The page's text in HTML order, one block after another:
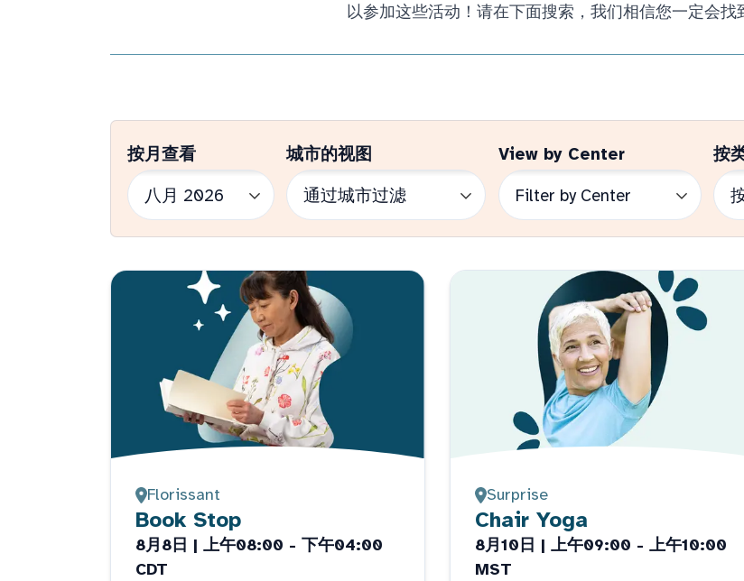
以参加这些活动！请在下面搜索，我们相信您一定会找
按月查看 城市的视图 View by Center
按
Florissant
Book Stop
8月8日 | 上午08:00 - 下午04:00
CDT
Surprise
Chair Yoga
8月10日 | 上午09:00 - 上午10:00
MST